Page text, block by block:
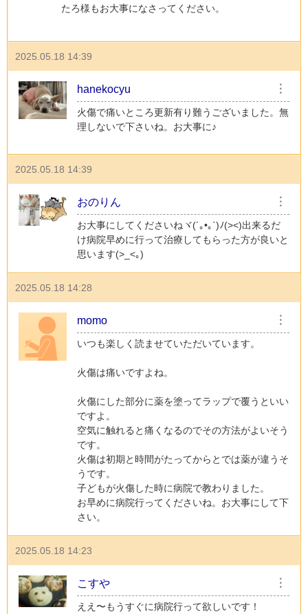
たろ様もお大事になさってください。
2025.05.18 14:39
hanekocyu ︙
火傷で痛いところ更新有り難うございました。無
理しないで下さいね。お大事に♪
2025.05.18 14:39
おのりん ︙
お大事にしてくださいねヾ(´｡•｡`)ﾉ(><)出来るだ
け病院早めに行って治療してもらった方が良いと
思います(>_<｡)
2025.05.18 14:28
momo ︙
いつも楽しく読ませていただいています。
火傷は痛いですよね。
火傷にした部分に薬を塗ってラップで覆うといい
ですよ。
空気に触れると痛くなるのでその方法がよいそう
です。
火傷は初期と時間がたってからとでは薬が違うそ
うです。
子どもが火傷した時に病院で教わりました。
お早めに病院行ってくださいね。お大事にして下
さい。
2025.05.18 14:23
こすや ︙
ええ〜もうすぐに病院行って欲しいです！